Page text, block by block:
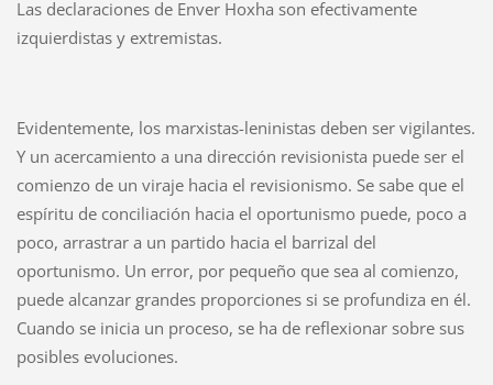
Las declaraciones de Enver Hoxha son efectivamente
izquierdistas y extremistas.
Evidentemente, los marxistas-leninistas deben ser vigilantes.
Y un acercamiento a una dirección revisionista puede ser el
comienzo de un viraje hacia el revisionismo. Se sabe que el
espíritu de conciliación hacia el oportunismo puede, poco a
poco, arrastrar a un partido hacia el barrizal del
oportunismo. Un error, por pequeño que sea al comienzo,
puede alcanzar grandes proporciones si se profundiza en él.
Cuando se inicia un proceso, se ha de reflexionar sobre sus
posibles evoluciones.